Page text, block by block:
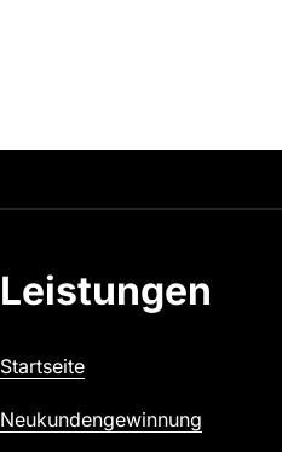
Leistungen
Startseite
Neukundengewinnung